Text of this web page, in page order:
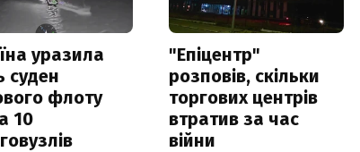
уразила
суден
флоту
10
"Епіцентр"
розповів, скільки
торгових центрів
втратив за час
війни